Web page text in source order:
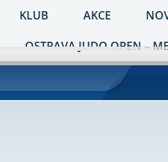
KLUB AKCE
OSTRAVA JUDO OPEN –